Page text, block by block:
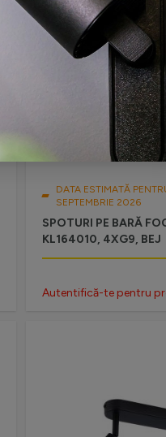
DATA ESTIMATĂ
SEPTEMBRIE 2026
SPOTURI PE BARĂ
KL164010, 4XG9, BEJ
Autentifică-te pentru